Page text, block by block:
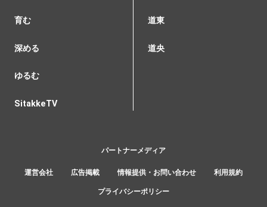
育む
深める
ゆるむ
SitakkeTV
道東
道央
運営会社 広告掲載 情報提供・お問い合わせ 利用規約
プライバシーポリシー
パートナーメディア